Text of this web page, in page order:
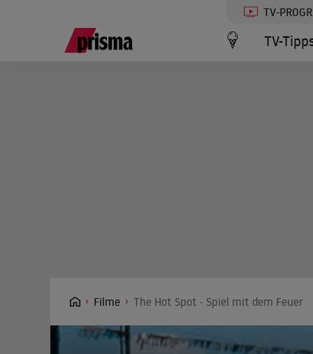
TV-
TV-
Filme The Hot Spot - Spiel mit dem Feuer